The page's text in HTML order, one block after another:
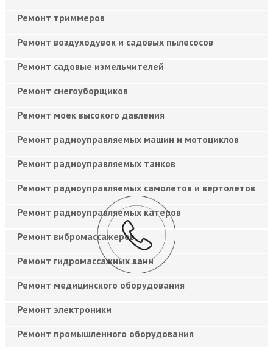
Ремонт триммеров
Ремонт воздуходувок и садовых пылесосов
Ремонт садовые измельчителей
Ремонт снегоуборщиков
Ремонт моек высокого давления
Ремонт радиоуправляемых машин и мотоциклов
Ремонт радиоуправляемых танков
Ремонт радиоуправляемых самолетов и вертолетов
Ремонт радиоуправляемых катеров
Ремонт вибромассажеров
Ремонт гидромассажных ванн
Ремонт медицинского оборудования
Ремонт электроники
Ремонт промышленного оборудования